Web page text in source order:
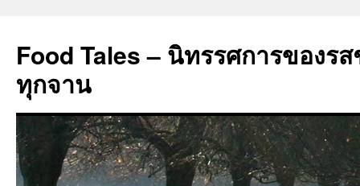
Food Tales – นิทรรศการของร
ทุกจาน